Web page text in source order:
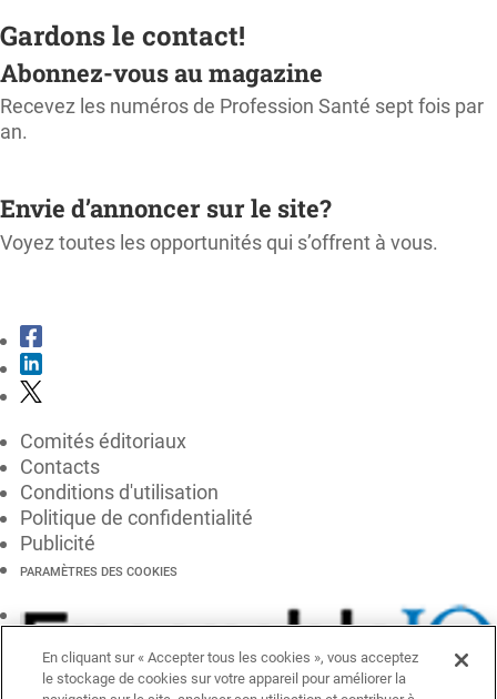
Gardons le contact!
Abonnez-vous au magazine
Recevez les numéros de Profession Santé sept fois par
an.
Envie d’annoncer sur le site?
Voyez toutes les opportunités qui s’offrent à vous.
Comités éditoriaux
Contacts
Conditions d'utilisation
Politique de confidentialité
Publicité
PARAMÈTRES DES COOKIES
En cliquant sur « Accepter tous les cookies », vous acceptez
le stockage de cookies sur votre appareil pour améliorer la